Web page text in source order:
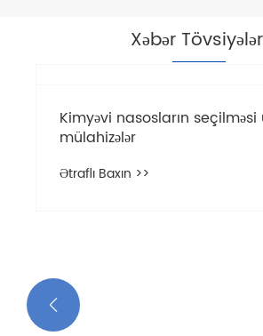
Xəbər
Kimyəvi nasosların
mülahizələr
Ətraflı Baxın >>
